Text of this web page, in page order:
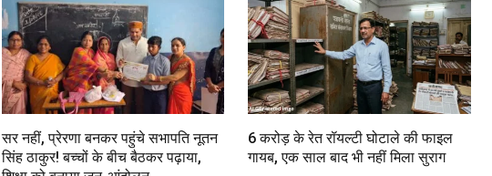
सर नहीं, प्रेरणा बनकर पहुंचे सभापति नूतन
सिंह ठाकुर! बच्चों के बीच बैठकर पढ़ाया,
6 करोड़ के रेत रॉयल्टी घोटाले की फाइल
गायब, एक साल बाद भी नहीं मिला सुराग